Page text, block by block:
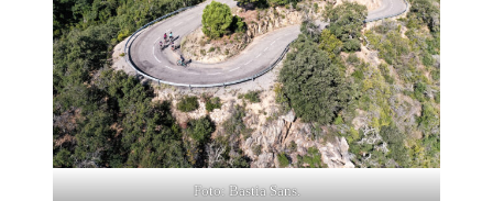
Foto: Bastia Sans.